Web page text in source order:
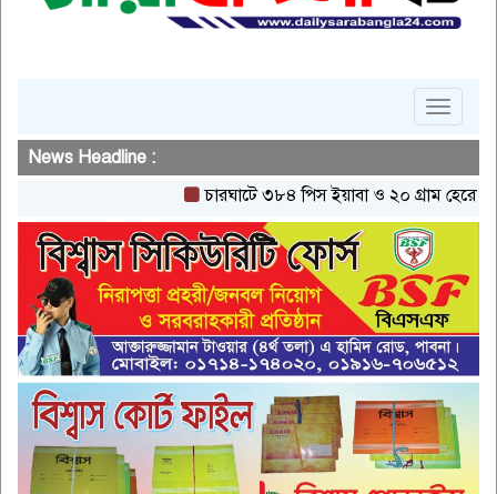
Toggle
News Headline :
চারঘাটে ৩৮৪ পিস ইয়াবা ও ২০ গ্রাম হেরোইনসহ